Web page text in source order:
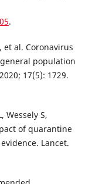
.
et al. Coronavirus
population
17(5): 1729.
Wessely S,
of quarantine
Lancet.